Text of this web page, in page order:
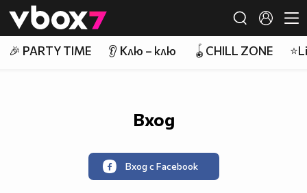
👾
🎉 PARTY TIME 👂 Клю – клю 🪀CHILL ZONE
Вход
Вход с Facebook